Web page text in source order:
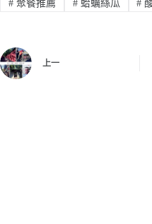
#聚餐推薦 #蛤蠣絲瓜 #
上一